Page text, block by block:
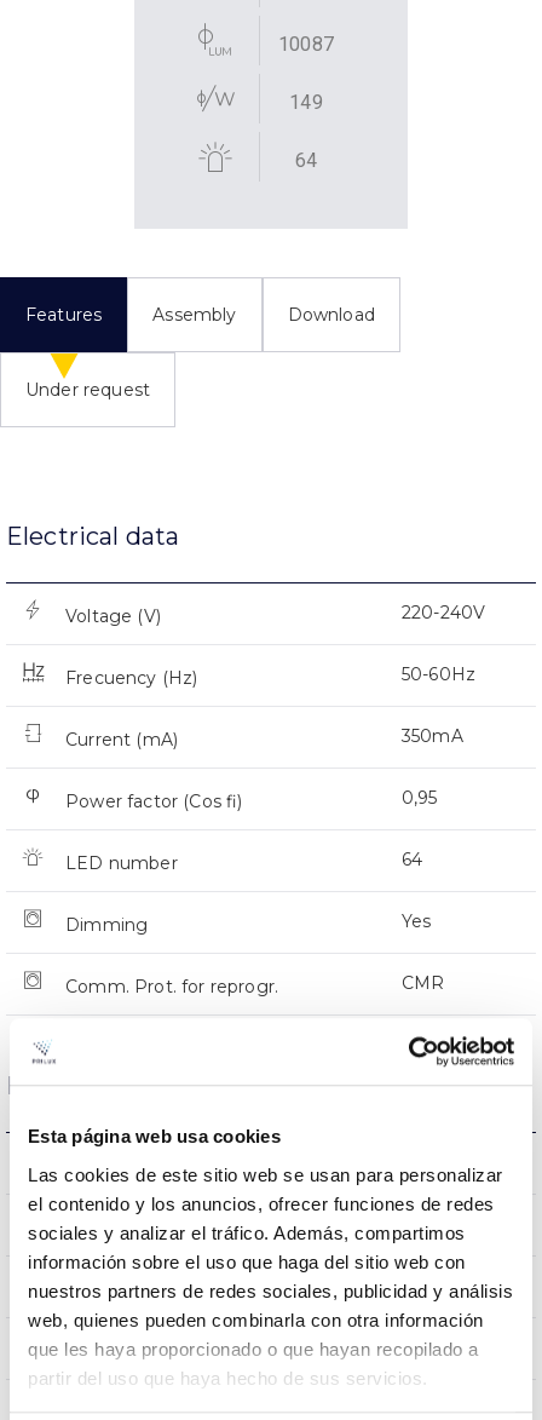
Esta página web usa cookies
Las cookies de este sitio web se usan para personalizar
el contenido y los anuncios, ofrecer funciones de redes
sociales y analizar el tráfico. Además, compartimos
información sobre el uso que haga del sitio web con
nuestros partners de redes sociales, publicidad y análisis
web, quienes pueden combinarla con otra información
que les haya proporcionado o que hayan recopilado a
partir del uso que haya hecho de sus servicios.
10087
149
64
Features Assembly Download
Under request
Electrical data
Voltage (V) 220-240V
Frecuency (Hz) 50-60Hz
Current (mA) 350mA
Power factor (Cos fi) 0,95
LED number 64
Dimming Yes
Comm. Prot. for reprogr. CMR
Dimensions and Mounting
Mounting
Wind Resistance 0,251m2
Weight 9Kg
Measures 776x332x105mm